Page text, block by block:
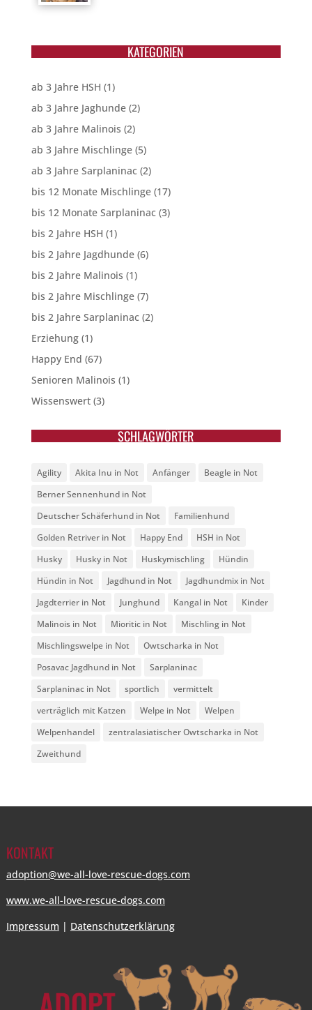
KATEGORIEN
ab 3 Jahre HSH (1)
ab 3 Jahre Jaghunde(2)
ab 3 Jahre Malinois (2)
ab 3 Jahre Mischlinge(5)
ab 3 Jahre Sarplaninac(2)
bis 12 Monate Mischlinge(17)
bis 12 Monate Sarplaninac(3)
bis 2 Jahre HSH (1)
bis 2 Jahre Jagdhunde(6)
bis 2 Jahre Malinois (1)
bis 2 Jahre Mischlinge(7)
bis 2 Jahre Sarplaninac(2)
Erziehung(1)
Happy End (67)
Senioren Malinois (1)
Wissenswert(3)
SCHLAGWÖRTER
Agility Akita Inu in Not Anfänger
Beagle in Not
Berner Sennenhund in Not
Deutscher Schäferhund in Not
Familienhund
Golden Retriver in Not
Happy End
HSH in Not
Husky
Husky in Not Huskymischling
Hündin
Hündin in Not
Jagdhund in Not
Jagdhundmix in Not
Jagdterrier in Not
Junghund Kangal in Not
Kinder
Malinois in Not
Mioritic in Not
Mischling in Not
Mischlingswelpe in Not
Owtscharka in Not
Posavac Jagdhund in Not
Sarplaninac
Sarplaninac in Not
sportlich
vermittelt
verträglich mit Katzen
Welpe in Not
Welpen
Welpenhandel
zentralasiatischer Owtscharka in Not
Zweithund
KONTAKT
adoption@we-all-love-rescue-dogs.com
www.we-all-love-rescue-dogs.com
Impressum | Datenschutzerklärung